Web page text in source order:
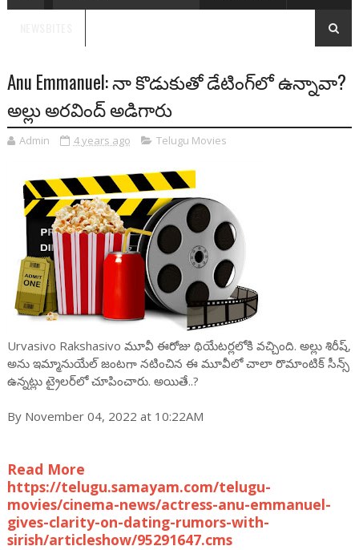
Anu Emmanuel: నా కొడుకుతో డేటింగ్‌లో ఉన్నావా?
అల్లు అరవింద్ అడిగారు
Admin 4 years ago Telugu Movies
Urvasivo Rakshasivo మూవీ ఈరోజు థియేటర్లలోకి వచ్చింది. అల్లు శిరీష్,
అను ఇమ్మానుయేల్‌ జంటగా నటించిన ఈ మూవీలో చాలా రొమాంటిక్ సీన్స్
ఉన్నట్లు ట్రైలర్‌లో చూపించారు. అయితే..?
By November 04, 2022 at 10:22AM
Read More
https://telugu.samayam.com/telugu-
movies/cinema-news/actress-anu-emmanuel-
gives-clarity-on-dating-rumors-with-
sirish/articleshow/95291647.cms